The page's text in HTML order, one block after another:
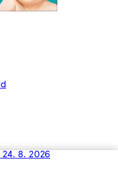
8. 2026